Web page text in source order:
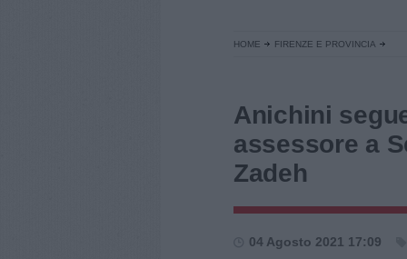
HOME FIRENZE E PROVINCIA
Anichini
assessore a
Zadeh
04 Agosto 2021 17:09